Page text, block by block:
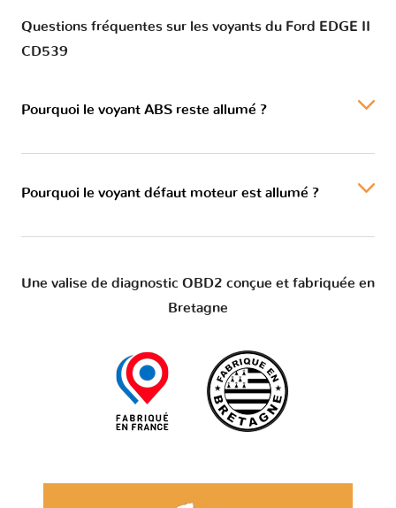
Questions fréquentes sur les voyants du Ford EDGE II
CD539
Pourquoi le voyant ABS reste allumé ?
Pourquoi le voyant défaut moteur est allumé ?
Une valise de diagnostic OBD2 conçue et fabriquée en
Bretagne